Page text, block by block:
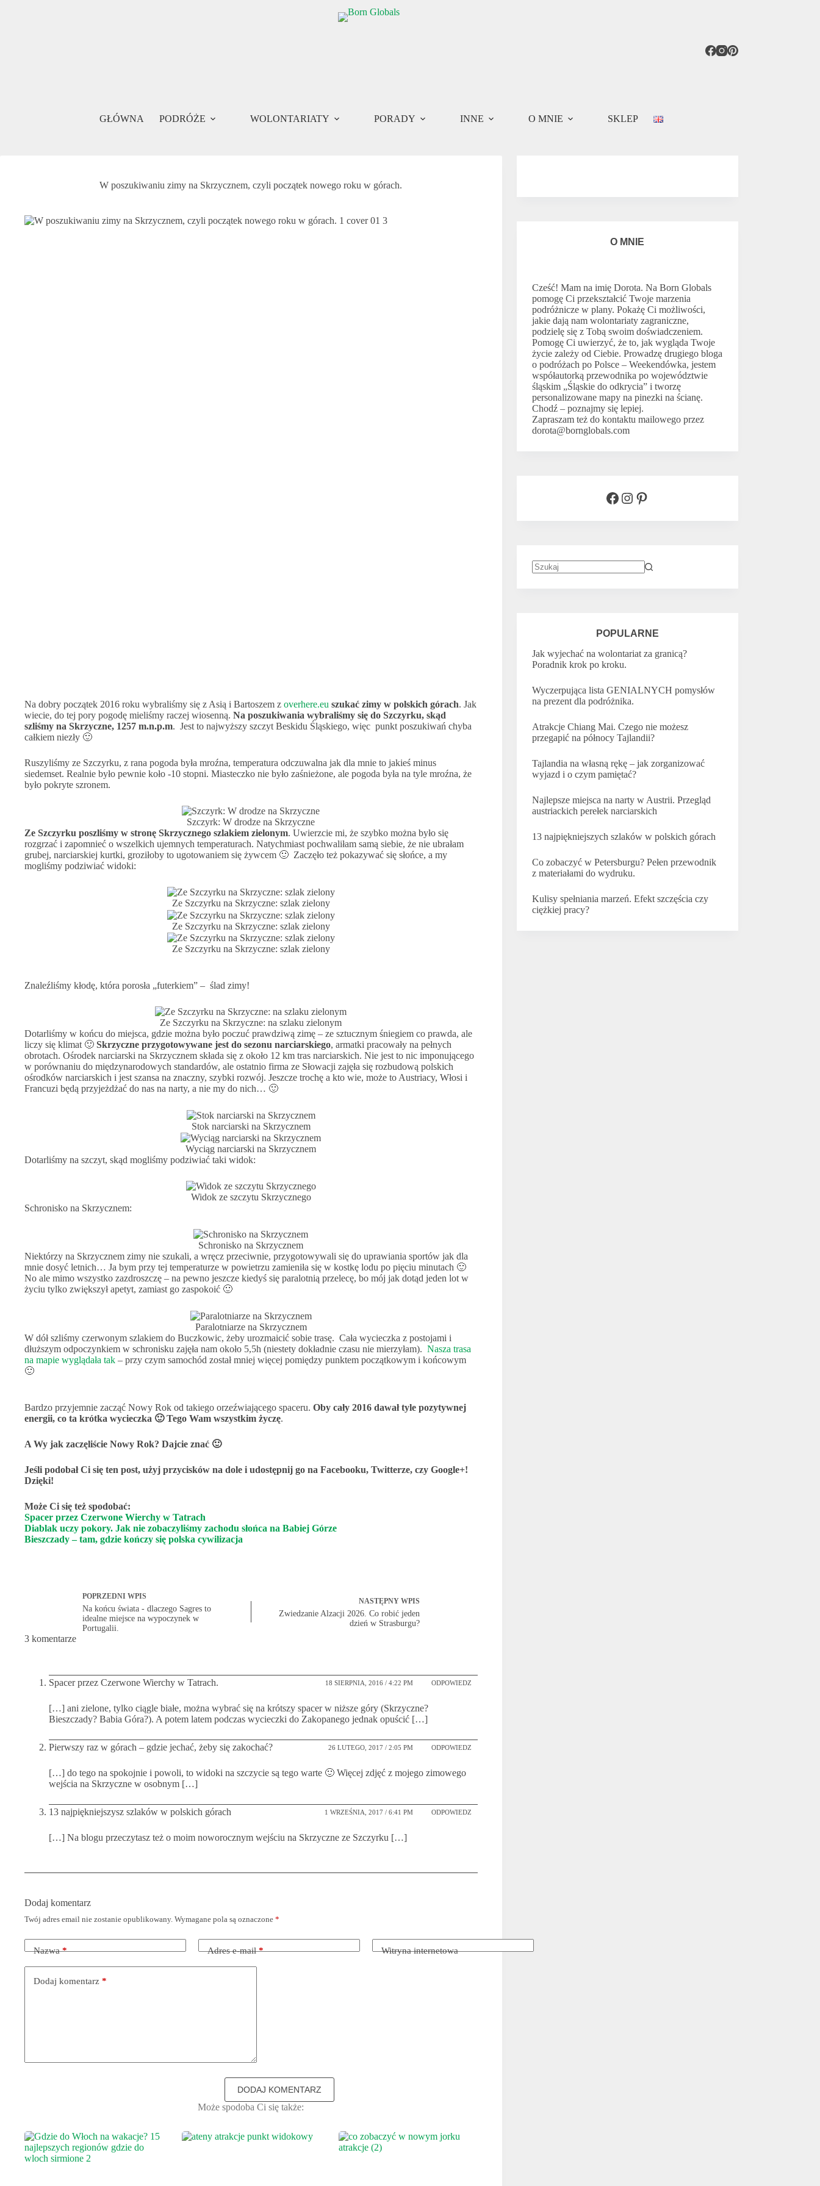
GŁÓWNA PODRÓŻE WOLONTARIATY PORADY INNE O MNIE SKLEP
W poszukiwaniu zimy na Skrzycznem, czyli początek nowego roku w górach.
Na dobry początek 2016 roku wybraliśmy się z Asią i Bartoszem z overhere.eu szukać zimy w polskich górach. Jak
wiecie, do tej pory pogodę mieliśmy raczej wiosenną. Na poszukiwania wybraliśmy się do Szczyrku, skąd
szliśmy na Skrzyczne, 1257 m.n.p.m. Jest to najwyższy szczyt Beskidu Śląskiego, więc punkt poszukiwań chyba
całkiem niezły 🙂
Ruszyliśmy ze Szczyrku, z rana pogoda była mroźna, temperatura odczuwalna jak dla mnie to jakieś minus
siedemset. Realnie było pewnie koło -10 stopni. Miasteczko nie było zaśnieżone, ale pogoda była na tyle mroźna, że
było pokryte szronem.
Szczyrk: W drodze na Skrzyczne
Ze Szczyrku poszliśmy w stronę Skrzycznego szlakiem zielonym. Uwierzcie mi, że szybko można było się
rozgrzać i zapomnieć o wszelkich ujemnych temperaturach. Natychmiast pochwaliłam samą siebie, że nie ubrałam
grubej, narciarskiej kurtki, groziłoby to ugotowaniem się żywcem 🙂 Zaczęło też pokazywać się słońce, a my
mogliśmy podziwiać widoki:
Ze Szczyrku na Skrzyczne: szlak zielony
Ze Szczyrku na Skrzyczne: szlak zielony
Ze Szczyrku na Skrzyczne: szlak zielony
Znaleźliśmy kłodę, która porosła „futerkiem” – ślad zimy!
Ze Szczyrku na Skrzyczne: na szlaku zielonym
Dotarliśmy w końcu do miejsca, gdzie można było poczuć prawdziwą zimę – ze sztucznym śniegiem co prawda, ale
liczy się klimat 🙂 Skrzyczne przygotowywane jest do sezonu narciarskiego, armatki pracowały na pełnych
obrotach. Ośrodek narciarski na Skrzycznem składa się z około 12 km tras narciarskich. Nie jest to nic imponującego
w porównaniu do międzynarodowych standardów, ale ostatnio firma ze Słowacji zajęła się rozbudową polskich
ośrodków narciarskich i jest szansa na znaczny, szybki rozwój. Jeszcze trochę a kto wie, może to Austriacy, Włosi i
Francuzi będą przyjeżdżać do nas na narty, a nie my do nich… 🙂
Stok narciarski na Skrzycznem
Wyciąg narciarski na Skrzycznem
Dotarliśmy na szczyt, skąd mogliśmy podziwiać taki widok:
Widok ze szczytu Skrzycznego
Schronisko na Skrzycznem:
Schronisko na Skrzycznem
Niektórzy na Skrzycznem zimy nie szukali, a wręcz przeciwnie, przygotowywali się do uprawiania sportów jak dla
mnie dosyć letnich… Ja bym przy tej temperaturze w powietrzu zamieniła się w kostkę lodu po pięciu minutach 🙂
No ale mimo wszystko zazdroszczę – na pewno jeszcze kiedyś się paralotnią przelecę, bo mój jak dotąd jeden lot w
życiu tylko zwiększył apetyt, zamiast go zaspokoić 🙂
Paralotniarze na Skrzycznem
W dół szliśmy czerwonym szlakiem do Buczkowic, żeby urozmaicić sobie trasę. Cała wycieczka z postojami i
dłuższym odpoczynkiem w schronisku zajęła nam około 5,5h (niestety dokładnie czasu nie mierzyłam). Nasza trasa
na mapie wyglądała tak – przy czym samochód został mniej więcej pomiędzy punktem początkowym i końcowym
🙂
Bardzo przyjemnie zacząć Nowy Rok od takiego orzeźwiającego spaceru. Oby cały 2016 dawał tyle pozytywnej
energii, co ta krótka wycieczka 🙂 Tego Wam wszystkim życzę.
A Wy jak zaczęliście Nowy Rok? Dajcie znać 🙂
Jeśli podobał Ci się ten post, użyj przycisków na dole i udostępnij go na Facebooku, Twitterze, czy Google+!
Dzięki!
Może Ci się też spodobać:
Spacer przez Czerwone Wierchy w Tatrach
Diablak uczy pokory. Jak nie zobaczyliśmy zachodu słońca na Babiej Górze
Bieszczady – tam, gdzie kończy się polska cywilizacja
POPRZEDNI WPIS
Na końcu świata - dlaczego Sagres to
idealne miejsce na wypoczynek w
Portugalii.
NASTĘPNY WPIS
Zwiedzanie Alzacji 2026. Co robić jeden
dzień w Strasburgu?
3 komentarze
Spacer przez Czerwone Wierchy w Tatrach. 18 SIERPNIA, 2016 / 4:22 PM ODPOWIEDZ
[…] ani zielone, tylko ciągle białe, można wybrać się na krótszy spacer w niższe góry (Skrzyczne?
Bieszczady? Babia Góra?). A potem latem podczas wycieczki do Zakopanego jednak opuścić […]
Pierwszy raz w górach – gdzie jechać, żeby się zakochać? 26 LUTEGO, 2017 / 2:05 PM ODPOWIEDZ
[…] do tego na spokojnie i powoli, to widoki na szczycie są tego warte 🙂 Więcej zdjęć z mojego zimowego
wejścia na Skrzyczne w osobnym […]
13 najpiękniejszysz szlaków w polskich górach 1 WRZEŚNIA, 2017 / 6:41 PM ODPOWIEDZ
[…] Na blogu przeczytasz też o moim noworocznym wejściu na Skrzyczne ze Szczyrku […]
Dodaj komentarz
Twój adres email nie zostanie opublikowany. Wymagane pola są oznaczone *
Nazwa* Adres e-mail* Witryna internetowa
Dodaj komentarz *
DODAJ KOMENTARZ
Może spodoba Ci się także:
O MNIE
Cześć! Mam na imię Dorota. Na Born Globals
pomogę Ci przekształcić Twoje marzenia
podróżnicze w plany. Pokażę Ci możliwości,
jakie dają nam wolontariaty zagraniczne,
podzielę się z Tobą swoim doświadczeniem.
Pomogę Ci uwierzyć, że to, jak wygląda Twoje
życie zależy od Ciebie. Prowadzę drugiego bloga
o podróżach po Polsce – Weekendówka, jestem
współautorką przewodnika po województwie
śląskim „Śląskie do odkrycia”i tworzę
personalizowane mapy na pinezki na ścianę.
Chodź – poznajmy się lepiej.
Zapraszam też do kontaktu mailowego przez
dorota@bornglobals.com
Facebook
Instagram
Pinterest
POPULARNE
Jak wyjechać na wolontariat za granicą?
Poradnik krok po kroku.
Wyczerpująca lista GENIALNYCH pomysłów
na prezent dla podróżnika.
Atrakcje Chiang Mai. Czego nie możesz
przegapić na północy Tajlandii?
Tajlandia na własną rękę – jak zorganizować
wyjazd i o czym pamiętać?
Najlepsze miejsca na narty w Austrii. Przegląd
austriackich perełek narciarskich
13 najpiękniejszych szlaków w polskich górach
Co zobaczyć w Petersburgu? Pełen przewodnik
z materiałami do wydruku.
Kulisy spełniania marzeń. Efekt szczęścia czy
ciężkiej pracy?